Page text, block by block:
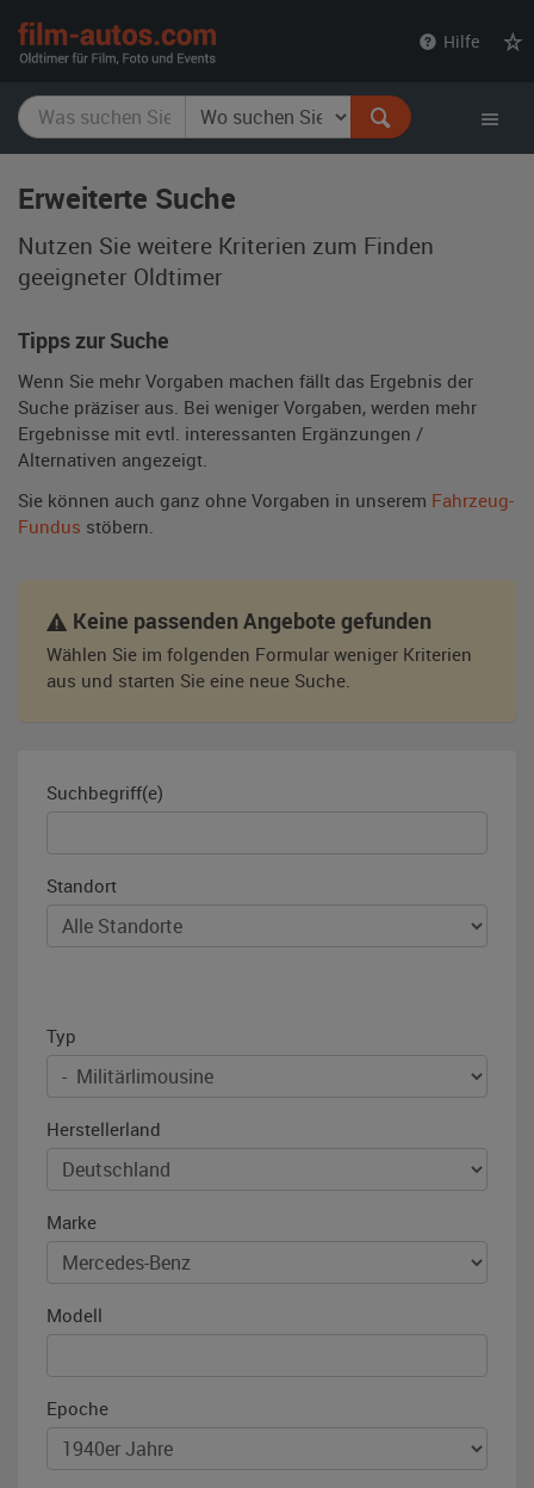
Hilfe
Erweiterte Suche
Nutzen Sie weitere Kriterien zum Finden
geeigneter Oldtimer
Tipps zur Suche
Wenn Sie mehr Vorgaben machen fällt das Ergebnis der
Suche präziser aus. Bei weniger Vorgaben, werden mehr
Ergebnisse mit evtl. interessanten Ergänzungen /
Alternativen angezeigt.
Sie können auch ganz ohne Vorgaben in unserem Fahrzeug-
Fundus stöbern.
Keine passenden Angebote gefunden
Wählen Sie im folgenden Formular weniger Kriterien
aus und starten Sie eine neue Suche.
Suchbegriff(e)
Standort
Typ
Herstellerland
Marke
Modell
Epoche